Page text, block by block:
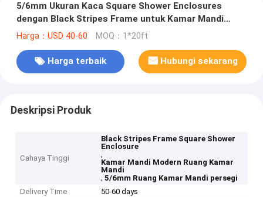
5/6mm Ukuran Kaca Square Shower Enclosures
dengan Black Stripes Frame untuk Kamar Mandi
Modern
Harga：USD 40-60 MOQ：1*20ft
Harga terbaik Hubungi sekarang
Deskripsi Produk
Cahaya Tinggi
Black Stripes Frame Square Shower
Enclosure
,
Kamar Mandi Modern Ruang Kamar
Mandi
,5/6mm Ruang Kamar Mandi persegi
Delivery Time
50-60 days